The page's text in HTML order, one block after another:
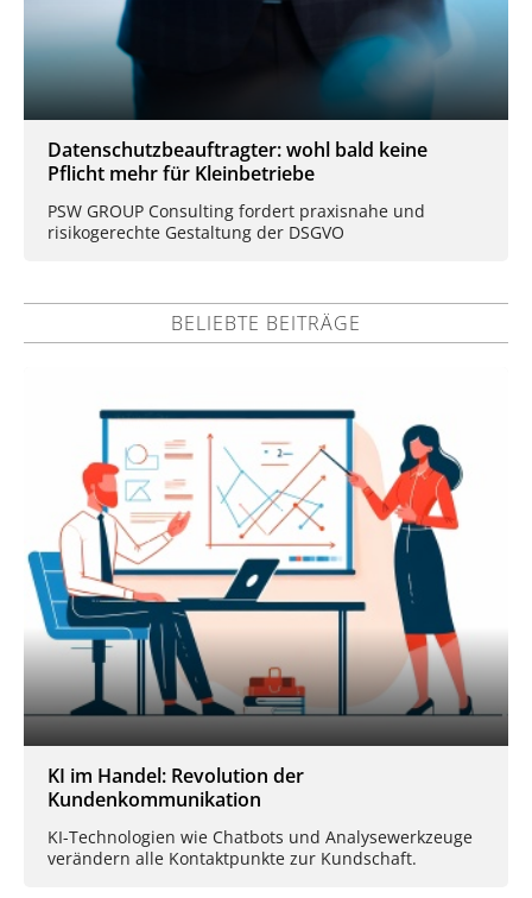
Datenschutzbeauftragter: wohl bald keine
Pflicht mehr für Kleinbetriebe
PSW GROUP Consulting fordert praxisnahe und
risikogerechte Gestaltung der DSGVO
BELIEBTE BEITRÄGE
KI im Handel: Revolution der
Kundenkommunikation
KI-Technologien wie Chatbots und Analysewerkzeuge
verändern alle Kontaktpunkte zur Kundschaft.